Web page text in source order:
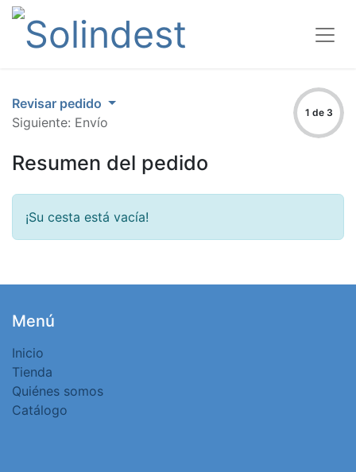
Revisar pedido
Siguiente: Envío
1 de 3
Resumen del pedido
¡Su cesta está vacía!
Menú
Inicio
Tienda
Quiénes somos
Catálogo